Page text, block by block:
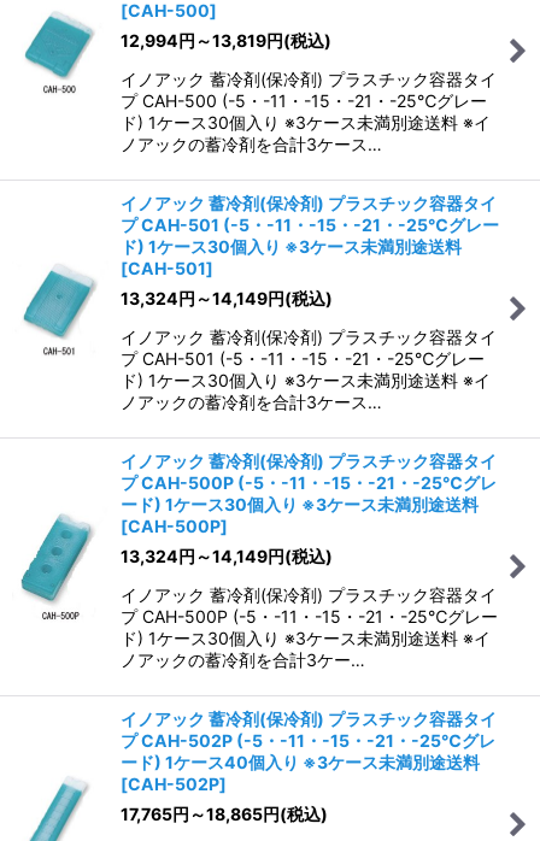
[CAH-500]
12,994円 ～13,819円(税込)
イノアック 蓄冷剤(保冷剤) プラスチック容器タイ
プ CAH-500 (-5・-11・-15・-21・-25℃グレー
ド) 1ケース30個入り ※3ケース未満別途送料 ※イ
ノアックの蓄冷剤を合計3ケース…
イノアック 蓄冷剤(保冷剤) プラスチック容器タイ
プ CAH-501 (-5・-11・-15・-21・-25℃グレー
ド) 1ケース30個入り ※3ケース未満別途送料
[CAH-501]
13,324円 ～14,149円(税込)
イノアック 蓄冷剤(保冷剤) プラスチック容器タイ
プ CAH-501 (-5・-11・-15・-21・-25℃グレー
ド) 1ケース30個入り ※3ケース未満別途送料 ※イ
ノアックの蓄冷剤を合計3ケース…
イノアック 蓄冷剤(保冷剤) プラスチック容器タイ
プ CAH-500P (-5・-11・-15・-21・-25℃グレ
ード) 1ケース30個入り ※3ケース未満別途送料
[CAH-500P]
13,324円 ～14,149円(税込)
イノアック 蓄冷剤(保冷剤) プラスチック容器タイ
プ CAH-500P (-5・-11・-15・-21・-25℃グレー
ド) 1ケース30個入り ※3ケース未満別途送料 ※イ
ノアックの蓄冷剤を合計3ケー…
イノアック 蓄冷剤(保冷剤) プラスチック容器タイ
プ CAH-502P (-5・-11・-15・-21・-25℃グレ
ード) 1ケース40個入り ※3ケース未満別途送料
[CAH-502P]
17,765円 ～18,865円(税込)